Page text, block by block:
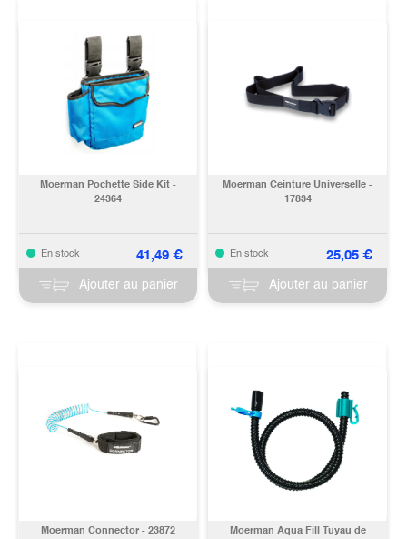
Moerman Pochette Side Kit -
24364
En stock 41,49€
Ajouter au panier
Moerman Ceinture Universelle -
17834
En stock 25,05€
Ajouter au panier
Moerman Connector - 23872
Moerman Aqua Fill Tuyau de